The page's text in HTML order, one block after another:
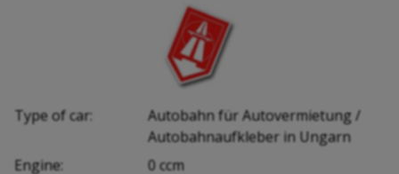
Type of car:
Autobahn für Autovermietung /
Autobahnaufkleber in Ungarn
Engine:
0 ccm